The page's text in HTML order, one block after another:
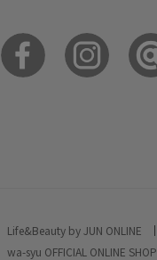
Life&Beauty by JUN ONLINE
wa-syu OFFICIAL ONLINE SHOP